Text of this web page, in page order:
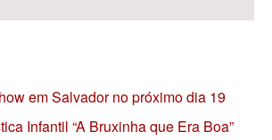
em Salvador no próximo dia 19
Infantil “A Bruxinha que Era Boa”